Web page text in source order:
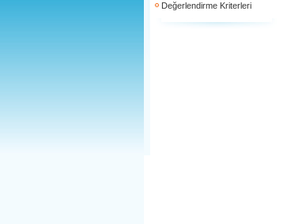
Değerlendirme Kriterleri